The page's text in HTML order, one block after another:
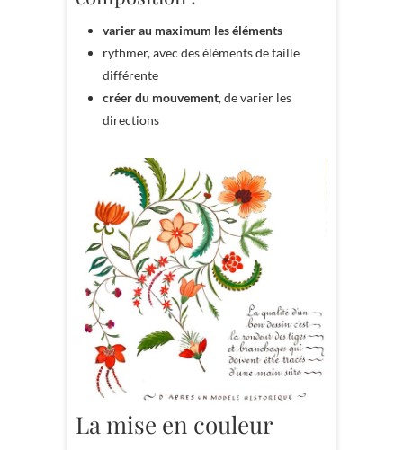
varier au maximum les éléments
rythmer, avec des éléments de taille
différente
créer du mouvement, de varier les
directions
La mise en couleur